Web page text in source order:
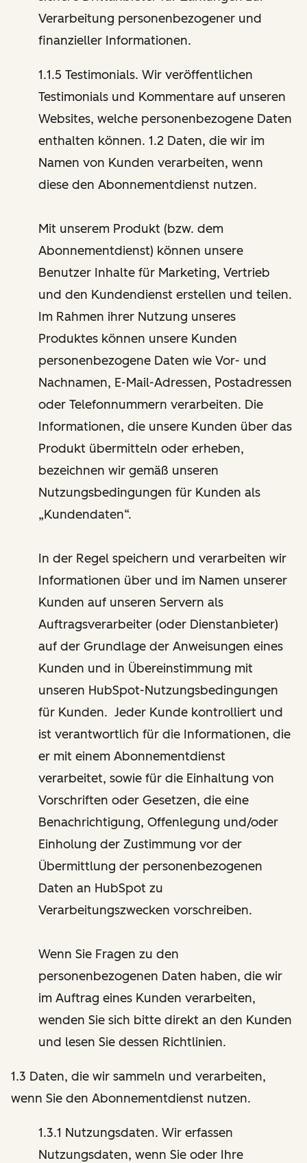
Verarbeitung personenbezogener und
finanzieller Informationen.
1.1.5 Testimonials. Wir veröffentlichen
Testimonials und Kommentare auf unseren
Websites, welche personenbezogene Daten
enthalten können. 1.2 Daten, die wir im
Namen von Kunden verarbeiten, wenn
diese den Abonnementdienst nutzen.
Mit unserem Produkt (bzw. dem
Abonnementdienst) können unsere
Benutzer Inhalte für Marketing, Vertrieb
und den Kundendienst erstellen und teilen.
Im Rahmen ihrer Nutzung unseres
Produktes können unsere Kunden
personenbezogene Daten wie Vor- und
Nachnamen, E-Mail-Adressen, Postadressen
oder Telefonnummern verarbeiten. Die
Informationen, die unsere Kunden über das
Produkt übermitteln oder erheben,
bezeichnen wir gemäß unseren
Nutzungsbedingungen für Kunden als
„Kundendaten“.
In der Regel speichern und verarbeiten wir
Informationen über und im Namen unserer
Kunden auf unseren Servern als
Auftragsverarbeiter (oder Dienstanbieter)
auf der Grundlage der Anweisungen eines
Kunden und in Übereinstimmung mit
unseren HubSpot-Nutzungsbedingungen
für Kunden. Jeder Kunde kontrolliert und
ist verantwortlich für die Informationen, die
er mit einem Abonnementdienst
verarbeitet, sowie für die Einhaltung von
Vorschriften oder Gesetzen, die eine
Benachrichtigung, Offenlegung und/oder
Einholung der Zustimmung vor der
Übermittlung der personenbezogenen
Daten an HubSpot zu
Verarbeitungszwecken vorschreiben.
Wenn Sie Fragen zu den
personenbezogenen Daten haben, die wir
im Auftrag eines Kunden verarbeiten,
wenden Sie sich bitte direkt an den Kunden
und lesen Sie dessen Richtlinien.
1.3 Daten, die wir sammeln und verarbeiten,
wenn Sie den Abonnementdienst nutzen.
1.3.1 Nutzungsdaten. Wir erfassen
Nutzungsdaten, wenn Sie oder Ihre